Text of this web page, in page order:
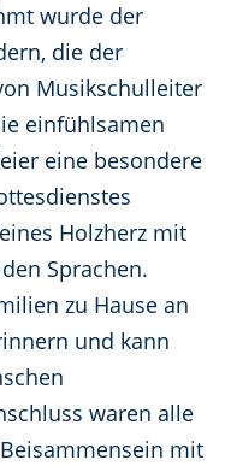
wurde der
die der
Musikschulleiter
einfühlsamen
eine besondere
Holzherz mit
Sprachen.
zu Hause an
und kann
waren alle
mit